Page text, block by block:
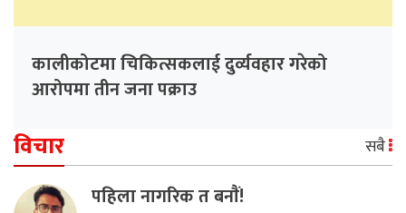
कालीकोटमा चिकित्सकलाई दुर्व्यवहार गरेको
आरोपमा तीन जना पक्राउ
विचार सबै
पहिला नागरिक त बनाैं!